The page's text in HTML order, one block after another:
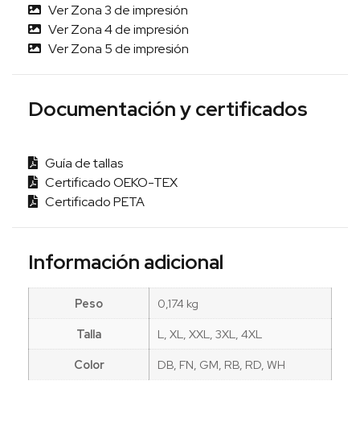
Ver Zona 3 de impresión
Ver Zona 4 de impresión
Ver Zona 5 de impresión
Documentación y certificados
Guía de tallas
Certificado OEKO-TEX
Certificado PETA
Información adicional
Peso
0,174 kg
Talla
L, XL, XXL, 3XL, 4XL
Color
DB, FN, GM, RB, RD, WH